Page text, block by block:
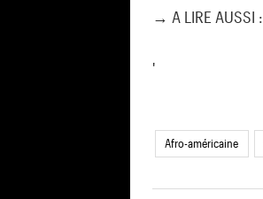
→ A LIRE AUSSI :
'
Afro-américaine